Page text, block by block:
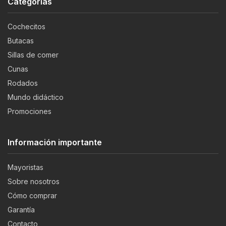
Cochecitos
Butacas
Sillas de comer
Cunas
Rodados
Mundo didáctico
Promociones
Información importante
Mayoristas
Sobre nosotros
Cómo comprar
Garantía
Contacto